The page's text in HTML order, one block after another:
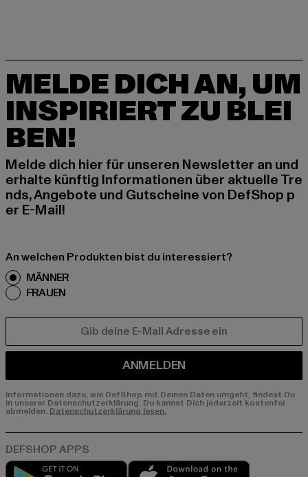
MELDE DICH AN, UM
INSPIRIERT ZU BLEI
BEN!
Melde dich hier für unseren Newsletter an und
erhalte künftig Informationen über aktuelle Tre
nds, Angebote und Gutscheine von DefShop p
er E-Mail!
An welchen Produkten bist du interessiert?
MÄNNER
FRAUEN
ANMELDEN
Informationen dazu, wie DefShop mit Deinen Daten umgeht, findest Du
in unserer Datenschutzerklärung. Du kannst Dich jederzeit kostenfei
abmelden. Datenschutzerklärung lesen.
Play market